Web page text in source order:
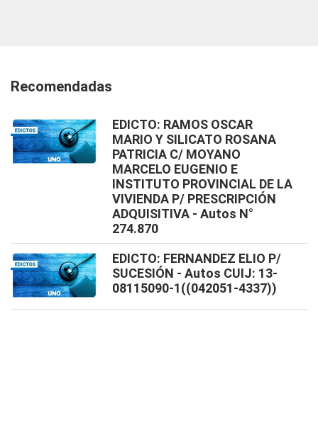
Recomendadas
EDICTO: RAMOS OSCAR
MARIO Y SILICATO ROSANA
PATRICIA C/ MOYANO
MARCELO EUGENIO E
INSTITUTO PROVINCIAL DE LA
VIVIENDA P/ PRESCRIPCIÓN
ADQUISITIVA - Autos N°
274.870
EDICTO: FERNANDEZ ELIO P/
SUCESIÓN - Autos CUIJ: 13-
08115090-1((042051-4337))